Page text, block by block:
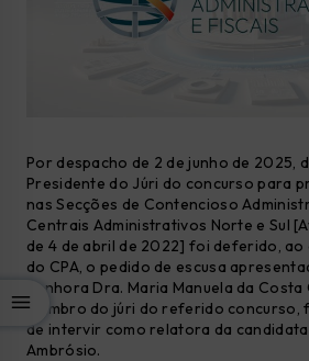
Por despacho de 2 de junho de 2025,
Presidente do Júri do concurso para
nas Secções de Contencioso
Centrais Administrativos Norte e Sul
de 4 de abril de 2022] foi deferido, ao
do CPA, o pedido de escusa
Senhora Dra. Maria Manuela da
membro do júri do referido concurso,
de intervir como relatora da
Ambrósio.